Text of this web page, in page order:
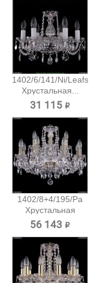
1402/6/141/Ni/Leafs
Хрустальная...
31 115 ₽
1402/8+4/195/Pa
Хрустальная
подвесная...
56 143 ₽